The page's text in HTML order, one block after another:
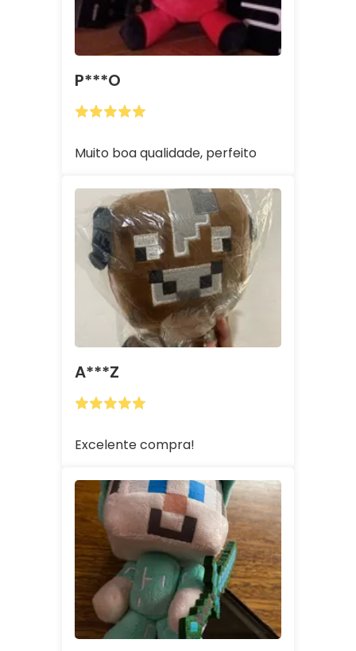
P***o
Muito boa qualidade, perfeito
A***z
Excelente compra!